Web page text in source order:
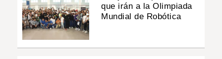
que irán a la Olimpiada
Mundial de Robótica